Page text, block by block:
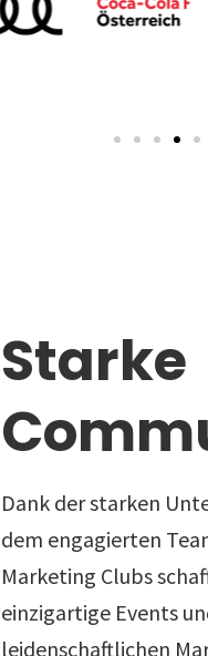
Starke
Dank der starken
dem engagierten
Marketing Clubs
einzigartige Events
leidenschaftlichen